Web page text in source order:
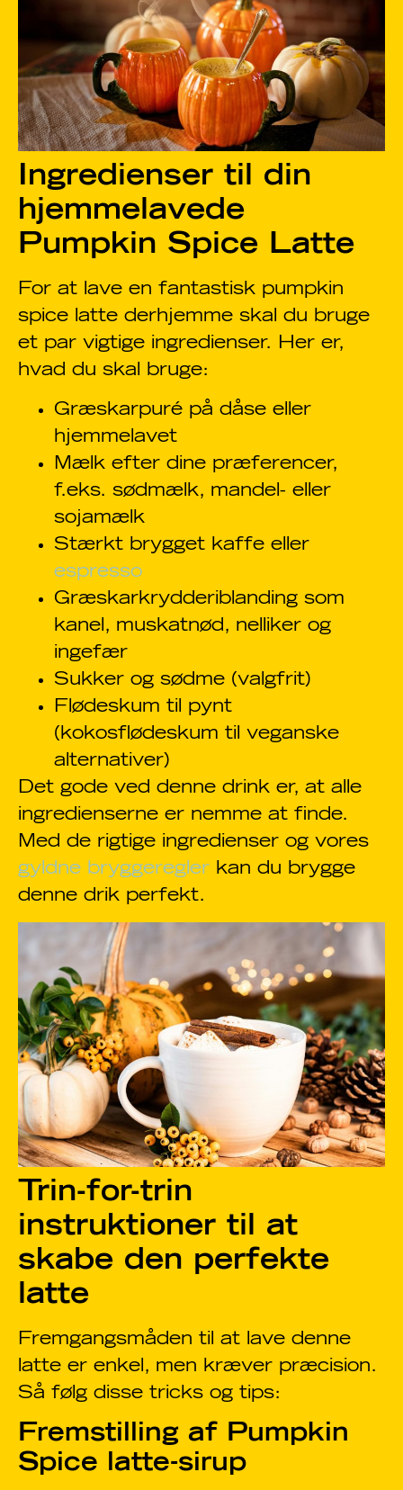
Ingredienser til din
hjemmelavede
Pumpkin Spice Latte
For at lave en fantastisk pumpkin
spice latte derhjemme skal du bruge
et par vigtige ingredienser. Her er,
hvad du skal bruge:
Græskarpuré på dåse eller
hjemmelavet
Mælk efter dine præferencer,
f.eks. sødmælk, mandel- eller
sojamælk
Stærkt brygget kaffe eller
espresso
Græskarkrydderiblanding som
kanel, muskatnød, nelliker og
ingefær
Sukker og sødme (valgfrit)
Flødeskum til pynt
(kokosflødeskum til veganske
alternativer)
Det gode ved denne drink er, at alle
ingredienserne er nemme at finde.
Med de rigtige ingredienser og vores
gyldne bryggeregler kan du brygge
denne drik perfekt.
Trin-for-trin
instruktioner til at
skabe den perfekte
latte
Fremgangsmåden til at lave denne
latte er enkel, men kræver præcision.
Så følg disse tricks og tips:
Fremstilling af Pumpkin
Spice latte-sirup